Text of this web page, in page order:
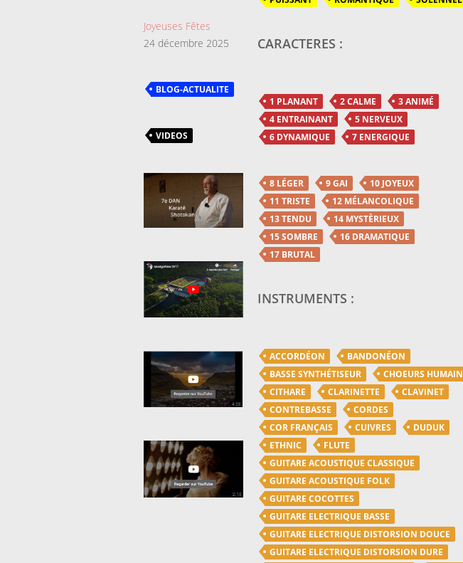
Joyeuses Fêtes
24 décembre 2025
BLOG-ACTUALITE
VIDEOS
CARACTERES :
1 PLANANT 2 CALME
3 ANIMÉ
4 ENTRAINANT
5 NERVEUX
6 DYNAMIQUE
7 ENERGIQUE
8 LÉGER 9 GAI
10 JOYEUX
11 TRISTE
12 MÉLANCOLIQUE
13 TENDU
14 MYSTÈRIEUX
15 SOMBRE
16 DRAMATIQUE
17 BRUTAL
INSTRUMENTS :
ACCORDÉON
BANDONÉON
BASSE SYNTHÉTISEUR
CHOEURS HUMAIN
CITHARE
CLARINETTE
CLAVINET
CONTREBASSE
CORDES
COR FRANÇAIS
CUIVRES
DUDUK
ETHNIC
FLUTE
GUITARE ACOUSTIQUE CLASSIQUE
GUITARE ACOUSTIQUE FOLK
GUITARE COCOTTES
GUITARE ELECTRIQUE BASSE
GUITARE ELECTRIQUE DISTORSION DOUCE
GUITARE ELECTRIQUE DISTORSION DURE